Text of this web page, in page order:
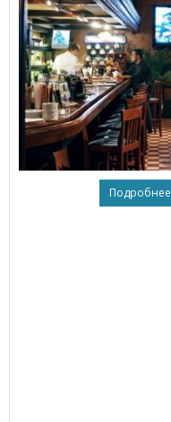
Подробнее